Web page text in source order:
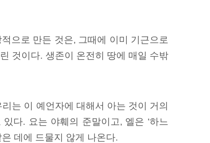
으로 만든 것은, 그때에 이미 기근으로
것이다. 생존이 온전히 땅에 매일 수밖
는 이 예언자에 대해서 아는 것이 거의
다. 요는 야훼의 준말이고, 엘은 ‘하느
데에 드물지 않게 나온다.